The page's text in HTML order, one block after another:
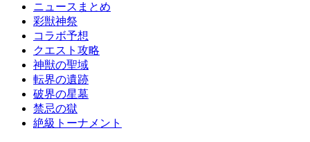
ニュースまとめ
彩獣神祭
コラボ予想
クエスト攻略
神獣の聖域
転界の遺跡
破界の星墓
禁忌の獄
絶級トーナメント